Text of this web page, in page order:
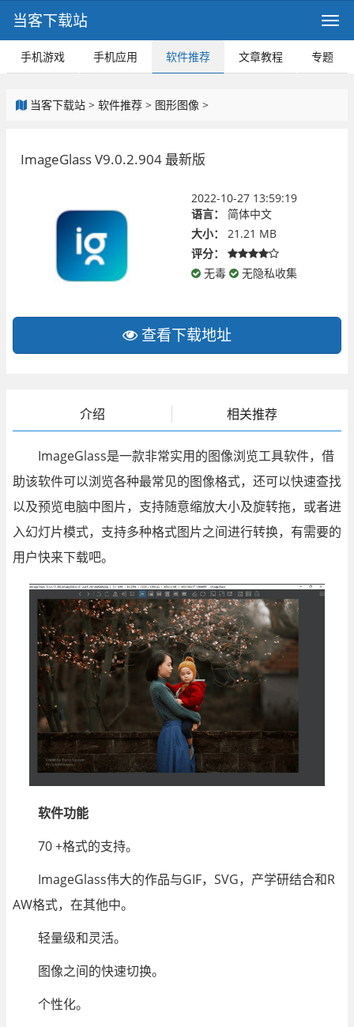
当客下载站
手机游戏 手机应用 软件推荐 文章教程 专题
当客下载站 > 软件推荐 > 图形图像 >
ImageGlass V9.0.2.904 最新版
2022-10-27 13:59:19
语言：
简体中文
大小：
21.21 MB
评分：
无毒
无隐私收集
查看下载地址
介绍 相关推荐
ImageGlass是一款非常实用的图像浏览工具软件，借
助该软件可以浏览各种最常见的图像格式，还可以快速查找
以及预览电脑中图片，支持随意缩放大小及旋转拖，或者进
入幻灯片模式，支持多种格式图片之间进行转换，有需要的
用户快来下载吧。
软件功能
70 +格式的支持。
ImageGlass伟大的作品与GIF，SVG，产学研结合和R
AW格式，在其他中。
轻量级和灵活。
图像之间的快速切换。
个性化。